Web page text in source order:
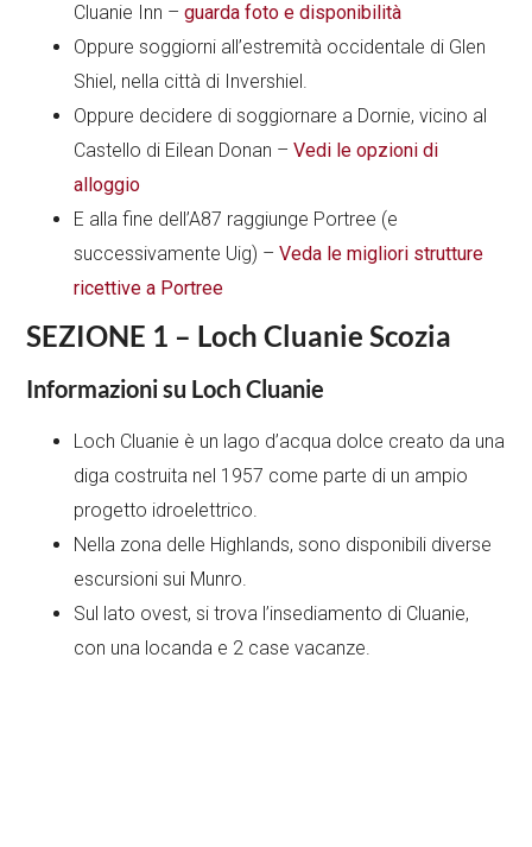
Cluanie Inn –guarda foto e disponibilità
Oppure soggiorni all’estremità occidentale di Glen
Shiel, nella città di Invershiel.
Oppure decidere di soggiornare a Dornie, vicino al
Castello di Eilean Donan –Vedi le opzioni di
alloggio
E alla fine dell’A87 raggiunge Portree (e
successivamente Uig) –Veda le migliori strutture
ricettive a Portree
SEZIONE 1 – Loch Cluanie Scozia
Informazioni su Loch Cluanie
Loch Cluanie è un lago d’acqua dolce creato da una
diga costruita nel 1957 come parte di un ampio
progetto idroelettrico.
Nella zona delle Highlands, sono disponibili diverse
escursioni sui Munro.
Sul lato ovest, si trova l’insediamento di Cluanie,
con una locanda e 2 case vacanze.